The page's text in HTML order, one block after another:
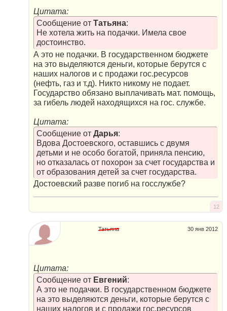
Цитата:
Сообщение от Татьяна:
Не хотела жить на подачки. Имела свое
достоинство.
А это не подачки. В государственном бюджете
на это выделяются деньги, которые берутся с
наших налогов и с продажи гос.ресурсов
(нефть, газ и т.д). Никто никому не подает.
Государство обязано выплачивать мат. помощь,
за гибель людей находящихся на гос. службе.
Цитата:
Сообщение от Дарья:
Вдова Достоевского, оставшись с двумя
детьми и не особо богатой, приняла пенсию,
но отказалась от похорон за счет государства и
от образования детей за счет государства.
Достоевский разве погиб на госслужбе?
12
30 янв 2012
Татьяна
Цитата:
Сообщение от Евгений:
А это не подачки. В государственном бюджете
на это выделяются деньги, которые берутся с
наших налогов и с продажи гос.ресурсов